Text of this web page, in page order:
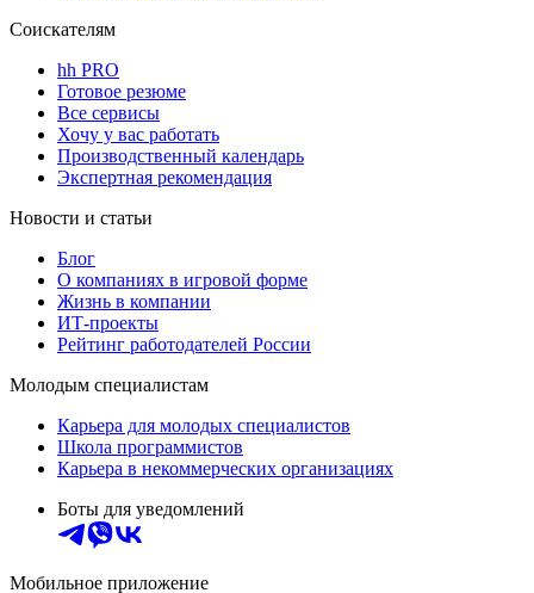
Соискателям
hh PRO
Готовое резюме
Все сервисы
Хочу у вас работать
Производственный календарь
Экспертная рекомендация
Новости и статьи
Блог
О компаниях в игровой форме
Жизнь в компании
ИТ-проекты
Рейтинг работодателей России
Молодым специалистам
Карьера для молодых специалистов
Школа программистов
Карьера в некоммерческих организациях
Боты для уведомлений
Мобильное приложение